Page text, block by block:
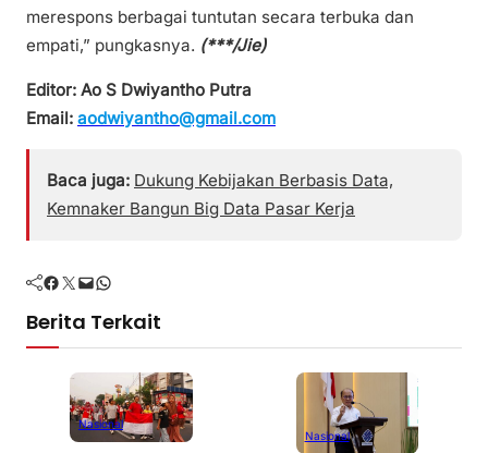
merespons berbagai tuntutan secara terbuka dan
empati,” pungkasnya. (***/Jie)
Editor: Ao S Dwiyantho Putra
Email: aodwiyantho@gmail.com
Baca juga: Dukung Kebijakan Berbasis Data,
Kemnaker Bangun Big Data Pasar Kerja
Facebook Twitter Mail WhatsApp
Berita Terkait
Nasional
Nasional